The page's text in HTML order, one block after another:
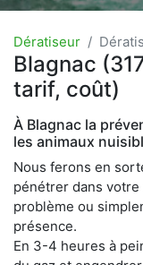
Dératiseur
Blagnac
tarif, coût)
À Blagnac la
les animaux
Nous ferons en
pénétrer dans
problème ou
présence.
En 3-4 heures à